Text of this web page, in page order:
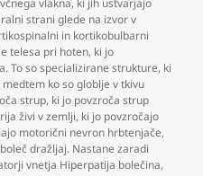
vlakna, ki jih ustvarjajo
strani glede na izvor v
in kortikobulbarni
telesa pri hoten, ki jo
To so specializirane strukture, ki
ko so globlje v tkivu
strup, ki jo povzroča strup
živi v zemlji, ki jo povzročajo
motorični nevron hrbtenjače,
dražljaj. Nastane zaradi
vnetja Hiperpatija bolečina,